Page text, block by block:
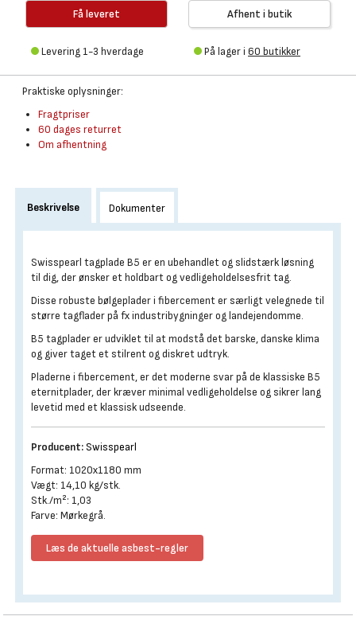
Få leveret
Levering 1-3 hverdage
Afhent i butik
På lager i 60 butikker
Praktiske oplysninger:
Fragtpriser
60 dages returret
Om afhentning
Beskrivelse Dokumenter
Swisspearl tagplade B5 er en ubehandlet og slidstærk løsning
til dig, der ønsker et holdbart og vedligeholdelsesfrit tag.
Disse robuste bølgeplader i fibercement er særligt velegnede til
større tagflader på fx industribygninger og landejendomme.
B5 tagplader er udviklet til at modstå det barske, danske klima
og giver taget et stilrent og diskret udtryk.
Pladerne i fibercement, er det moderne svar på de klassiske B5
eternitplader, der kræver minimal vedligeholdelse og sikrer lang
levetid med et klassisk udseende.
Producent: Swisspearl
Format: 1020x1180 mm
Vægt: 14,10 kg/stk.
Stk./m²: 1,03
Farve: Mørkegrå.
Læs de aktuelle asbest-regler